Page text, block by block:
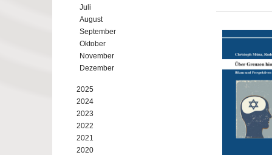
Juli
August
September
Oktober
November
Dezember
2025
2024
2023
2022
2021
2020